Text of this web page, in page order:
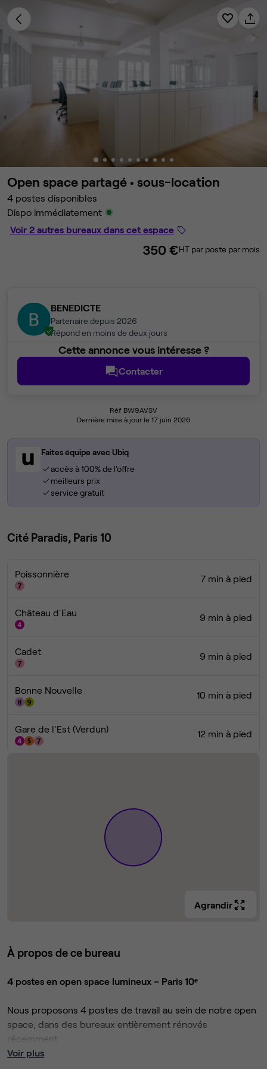
Open space partagé • sous-location
4 postes disponibles
Dispo immédiatement
Voir 2 autres bureaux dans cet espace
350 €HT par poste par mois
BENEDICTE
Partenaire depuis 2026
Répond en moins de deux jours
Cette annonce vous intéresse ?
Contacter
Réf BW9AVSV
Dernière mise à jour le 17 juin 2026
Faites équipe avec Ubiq
accès à 100% de l'offre
meilleurs prix
service gratuit
Cité Paradis, Paris 10
Poissonnière 7 min à pied
Château d'Eau 9 min à pied
Cadet 9 min à pied
Bonne Nouvelle 10 min à pied
Gare de l'Est (Verdun) 12 min à pied
Agrandir
À propos de ce bureau
4 postes en open space lumineux – Paris 10ᵉ
Nous proposons 4 postes de travail au sein de notre open
space, dans des bureaux entièrement rénovés
récemment.
L'espace bénéficie d'une luminosité exceptionnelle grâce
Voir plus